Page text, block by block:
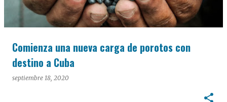
Comienza una nueva carga de porotos con
destino a Cuba
septiembre 18, 2020